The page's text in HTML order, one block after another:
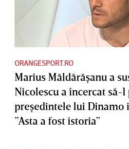
ORANGESPORT.RO
Marius Măldărăşanu a
Nicolescu a încercat să-l
preşedintele lui Dinamo
”Asta a fost istoria”